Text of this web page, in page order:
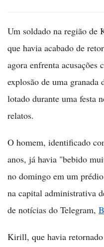
Um soldado na região de
que havia acabado de
agora enfrenta acusações
explosão de uma granada
lotado durante uma festa
relatos.
O homem, identificado
anos, já havia "bebido
no domingo em um
na capital administrativa
de notícias do Telegram,
Kirill, que havia